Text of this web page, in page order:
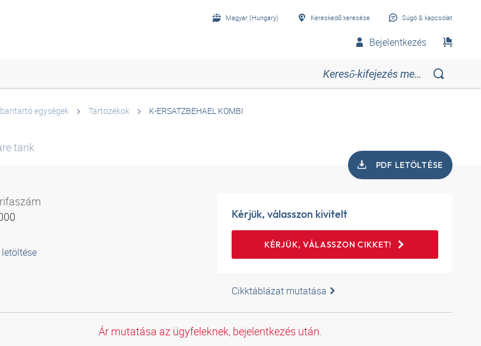
Magyar (Hungary) Kereskedő keresése Súgó & kapcsolat
Bejelentkezés
egységek Tartozékok K-ERSATZBEHAEL KOMBI
tank
PDF LETÖLTÉSE
letöltése
Kérjük, válasszon kivitelt
KÉRJÜK, VÁLASSZON CIKKET!
Cikktáblázat mutatása
Ár mutatása az ügyfeleknek, bejelentkezés után.